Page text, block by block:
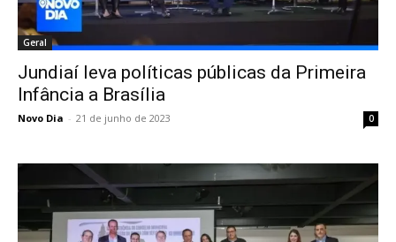
Geral
Jundiaí leva políticas públicas da Primeira
Infância a Brasília
Novo Dia - 21 de junho de 2023 0